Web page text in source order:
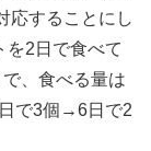
応することにし
を2日で食べて
、食べる量は
で3個→6日で2